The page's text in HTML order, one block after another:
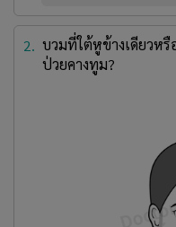
2. บวมที่ใต้หูข้างเดียวหรื
ป่วยคางทูม?